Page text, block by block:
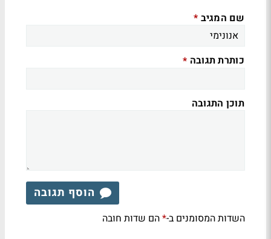
שם המגיב *
כותרת תגובה *
תוכן התגובה
הוסף תגובה
השדות המסומנים ב-*הם שדות חובה